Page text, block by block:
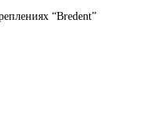
“Bredent”